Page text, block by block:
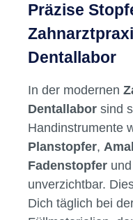
Präzise
Dentallabor
In der modernen
Dentallabor sind
Handinstrumente
Planstopfer,
Fadenstopfer und
unverzichtbar.
Dich täglich bei